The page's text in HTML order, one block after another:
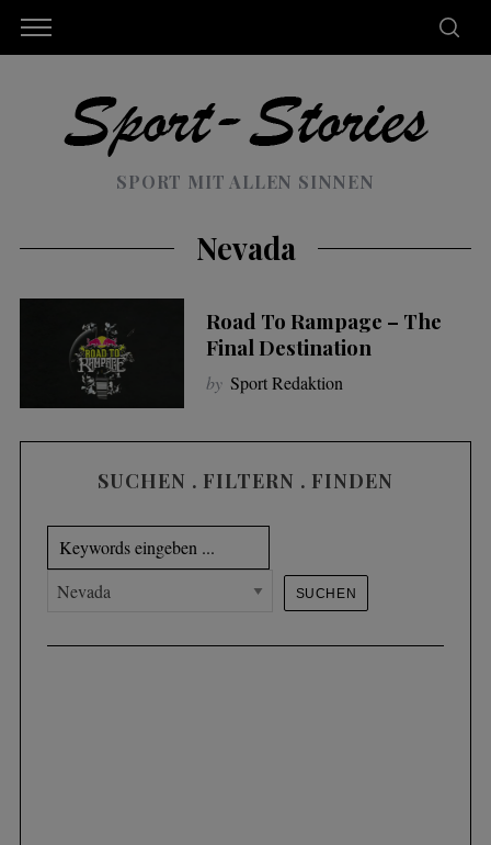
SPORT MIT ALLEN SINNEN
Nevada
Road To Rampage – The
Final Destination
by Sport Redaktion
SUCHEN . FILTERN . FINDEN